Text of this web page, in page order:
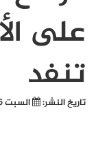
على
تنفد
تاريخ النشر: السبت 12/04/2025